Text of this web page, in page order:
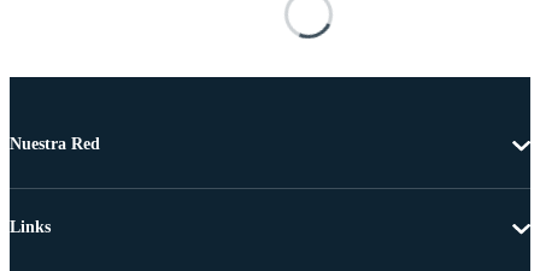
Nuestra Red
Links